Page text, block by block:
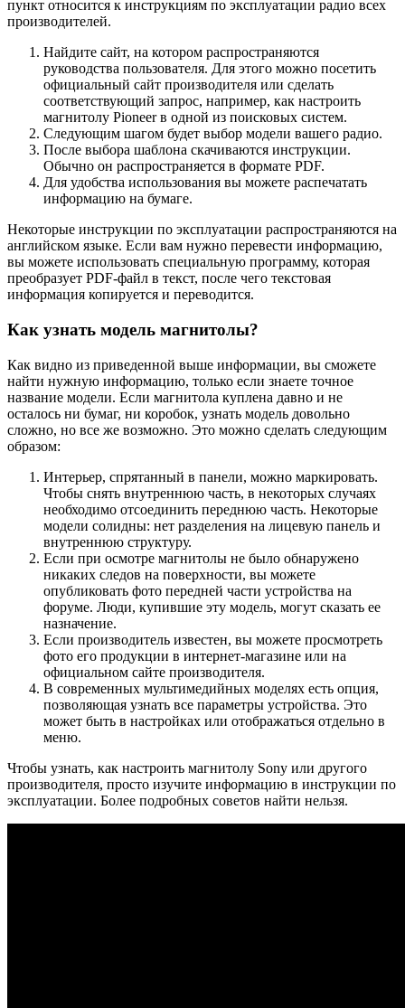
пункт относится к инструкциям по эксплуатации радио всех
производителей.
Найдите сайт, на котором распространяются
руководства пользователя. Для этого можно посетить
официальный сайт производителя или сделать
соответствующий запрос, например, как настроить
магнитолу Pioneer в одной из поисковых систем.
Следующим шагом будет выбор модели вашего радио.
После выбора шаблона скачиваются инструкции.
Обычно он распространяется в формате PDF.
Для удобства использования вы можете распечатать
информацию на бумаге.
Некоторые инструкции по эксплуатации распространяются на
английском языке. Если вам нужно перевести информацию,
вы можете использовать специальную программу, которая
преобразует PDF-файл в текст, после чего текстовая
информация копируется и переводится.
Как узнать модель магнитолы?
Как видно из приведенной выше информации, вы сможете
найти нужную информацию, только если знаете точное
название модели. Если магнитола куплена давно и не
осталось ни бумаг, ни коробок, узнать модель довольно
сложно, но все же возможно. Это можно сделать следующим
образом:
Интерьер, спрятанный в панели, можно маркировать.
Чтобы снять внутреннюю часть, в некоторых случаях
необходимо отсоединить переднюю часть. Некоторые
модели солидны: нет разделения на лицевую панель и
внутреннюю структуру.
Если при осмотре магнитолы не было обнаружено
никаких следов на поверхности, вы можете
опубликовать фото передней части устройства на
форуме. Люди, купившие эту модель, могут сказать ее
назначение.
Если производитель известен, вы можете просмотреть
фото его продукции в интернет-магазине или на
официальном сайте производителя.
В современных мультимедийных моделях есть опция,
позволяющая узнать все параметры устройства. Это
может быть в настройках или отображаться отдельно в
меню.
Чтобы узнать, как настроить магнитолу Sony или другого
производителя, просто изучите информацию в инструкции по
эксплуатации. Более подробных советов найти нельзя.